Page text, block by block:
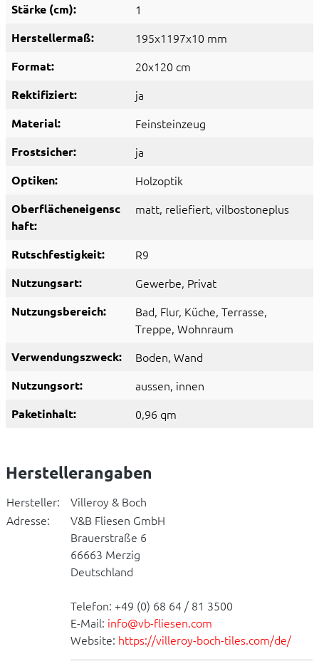
Stärke (cm): 1
Herstellermaß: 195x1197x10 mm
Format: 20x120 cm
Rektifiziert: ja
Material: Feinsteinzeug
Frostsicher: ja
Optiken: Holzoptik
Oberflächeneigensc
haft:
matt, reliefiert, vilbostoneplus
Rutschfestigkeit: R9
Nutzungsart: Gewerbe, Privat
Nutzungsbereich: Bad, Flur, Küche, Terrasse,
Treppe, Wohnraum
Verwendungszweck: Boden, Wand
Nutzungsort: aussen, innen
Paketinhalt: 0,96 qm
Herstellerangaben
Hersteller:
Villeroy & Boch
Adresse:
V&B Fliesen GmbH
Brauerstraße 6
66663 Merzig
Deutschland
Telefon: +49 (0) 68 64 / 81 3500
E-Mail: info@vb-fliesen.com
Website: https://villeroy-boch-tiles.com/de/